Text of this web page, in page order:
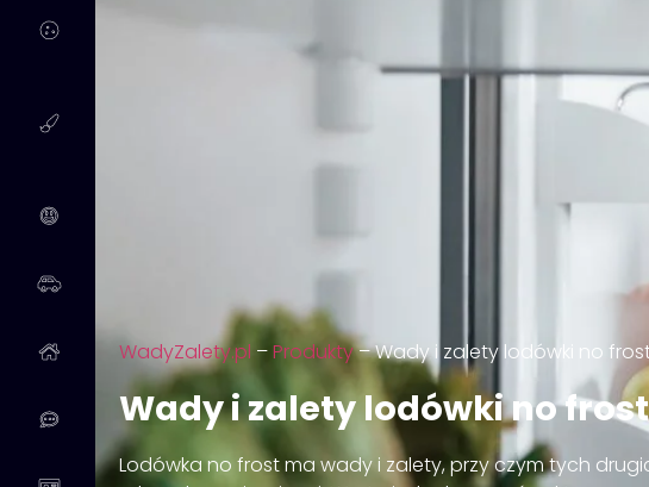
WadyZalety.pl –Produkty–Wady i zalety lodówki no
Wady i zalety lodówki no frost
Lodówka no frost ma wady i zalety, przy czym tych